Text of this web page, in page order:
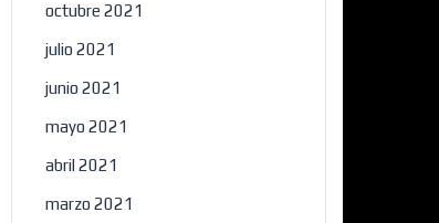
octubre 2021
julio 2021
junio 2021
mayo 2021
abril 2021
marzo 2021